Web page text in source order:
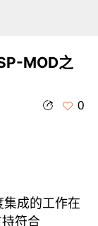
MOD之
0
成的工作在
符合